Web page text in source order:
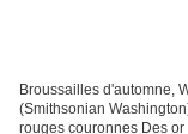
Broussailles d'automne,
(Smithsonian
rouges couronnes Des or